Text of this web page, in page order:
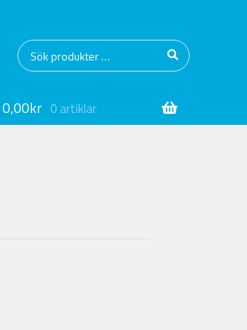
Sök
efter:
Sök
0,00kr 0 artiklar